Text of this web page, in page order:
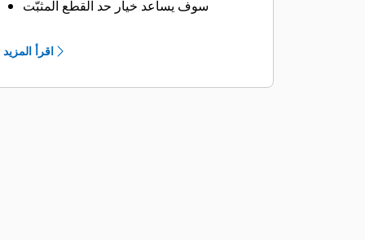
سوف يساعد خيار حد القطع المثبّت
التشغيلي للمنتج والعمل بصورة أفضل لنقل
تعمل حدود القطع المثبّتة بمسامير
اقرأ المزيد